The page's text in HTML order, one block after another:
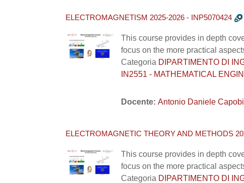
ELECTROMAGNETISM 2025-2026 - INP5070424
This course provides in depth
focus on the more practical
Categoria DIPARTIMENTO DI
IN2551 - MATHEMATICAL
Docente: Antonio Daniele
ELECTROMAGNETIC THEORY AND METHODS
This course provides in depth
focus on the more practical
Categoria DIPARTIMENTO DI